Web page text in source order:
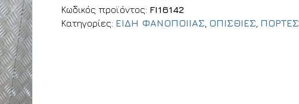
Κωδικός προϊόντος: FI16142
Κατηγορίες: ΕΙΔΗ ΦΑΝΟΠΟΙΙΑΣ ΟΠΙΣΘΙΕΣ ΠΟΡΤΕΣ